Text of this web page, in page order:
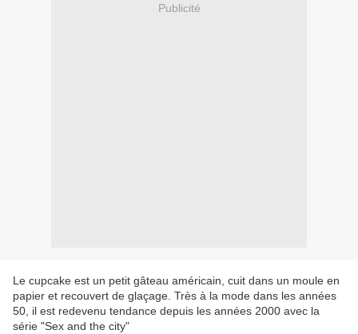
Publicité
Le cupcake est un petit gâteau américain, cuit dans un moule en
papier et recouvert de glaçage. Très à la mode dans les années
50, il est redevenu tendance depuis les années 2000 avec la
série "Sex and the city"